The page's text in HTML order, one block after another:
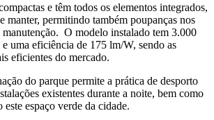
e têm todos os elementos integrados,
manter, permitindo também poupanças nos
manutenção. O modelo instalado tem 3.000
uma eficiência de 175 lm/W, sendo as
eficientes do mercado.
do parque permite a prática de desporto
existentes durante a noite, bem como
espaço verde da cidade.